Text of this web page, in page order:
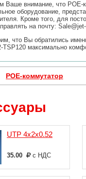
Ваше внимание, что POE-
оборудование,
Кроме того, для
на почту:
что Вы обратились
TSP120 максимально
POE-коммутатор
UTP 4х2х0.52
35.00 с НДС